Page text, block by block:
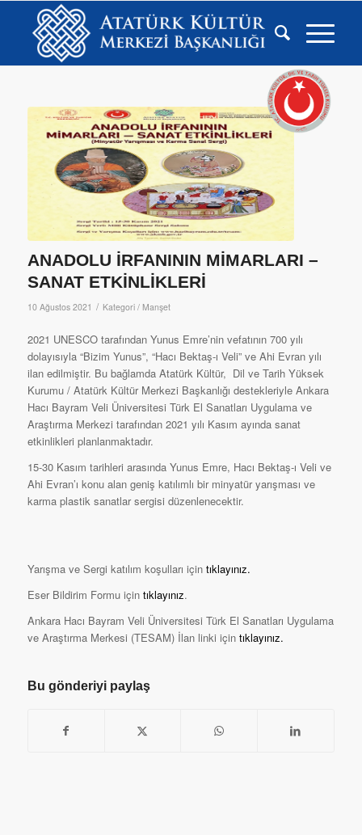
ANADOLU İRFANININ MİMARLARI –
SANAT ETKİNLİKLERİ
10 Ağustos 2021 / Kategori / Manşet
2021 UNESCO tarafından Yunus Emre’nin vefatının 700 yılı
dolayısıyla “Bizim Yunus”, “Hacı Bektaş-ı Veli” ve Ahi Evran yılı
ilan edilmiştir. Bu bağlamda Atatürk Kültür, Dil ve Tarih Yüksek
Kurumu / Atatürk Kültür Merkezi Başkanlığı destekleriyle Ankara
Hacı Bayram Veli Üniversitesi Türk El Sanatları Uygulama ve
Araştırma Merkezi tarafından 2021 yılı Kasım ayında sanat
etkinlikleri planlanmaktadır.
15-30 Kasım tarihleri arasında Yunus Emre, Hacı Bektaş-ı Veli ve
Ahi Evran’ı konu alan geniş katılımlı bir minyatür yarışması ve
karma plastik sanatlar sergisi düzenlenecektir.
Yarışma ve Sergi katılım koşulları için tıklayınız.
Eser Bildirim Formu için tıklayınız.
Ankara Hacı Bayram Veli Üniversitesi Türk El Sanatları Uygulama
ve Araştırma Merkesi (TESAM) İlan linki için tıklayınız.
Bu gönderiyi paylaş